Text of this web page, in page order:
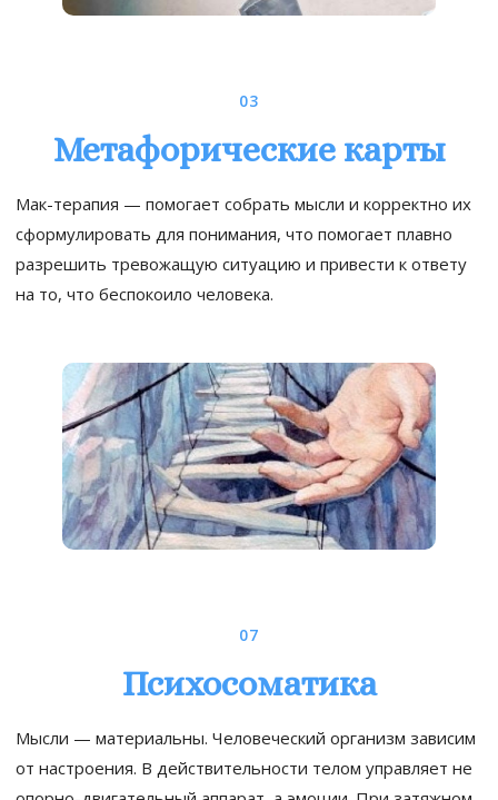
03
Метафорические карты
Мак-терапия — помогает собрать мысли и корректно их
сформулировать для понимания, что помогает плавно
разрешить тревожащую ситуацию и привести к ответу
на то, что беспокоило человека.
07
Психосоматика
Мысли — материальны. Человеческий организм зависим
от настроения. В действительности телом управляет не